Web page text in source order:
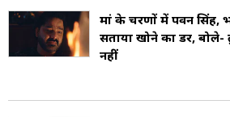
मां के चरणों में पवन सिंह,
सताया खोने का डर, बोले-
नहीं